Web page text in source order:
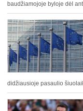
baudžiamojoje byloje dėl
didžiausioje pasaulio